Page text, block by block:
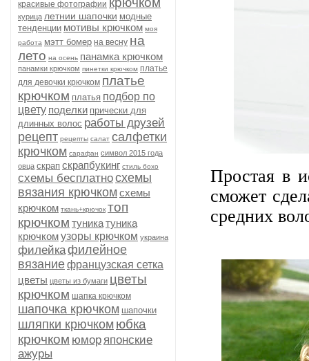
красивые фотографии
курица летнии шапочки модные
тенденции мотивы крючком моя
работа мэтт бомер на весну на
лето на осень панамка крючком
панамки крючком пинетки крючком платье
для девочки крючком платье
крючком платья подбор по
цвету поделки прически для
длинных волос работы друзей
рецепт рецепты салат салфетки
крючком сарафан символ 2015 года
овца скрап скрапбукинг стиль бохо
схемы бесплатносхемы
вязания крючком схемы
крючком ткань+крючок топ
крючком туникатуника
крючкомузоры крючком украина
филейкафилейное
вязаниефранцузская сетка
цветы цветы из бумаги цветы
крючком шапка крючком
шапочка крючком шапочки
шляпки крючком юбка
крючком юморяпонские
ажуры
Простая в
сможет
средних